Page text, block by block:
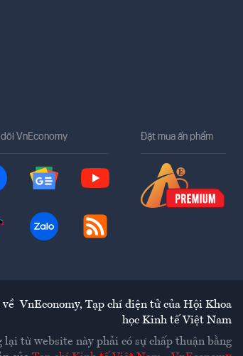
dõi VnEconomy Đặt mua ấn phẩm
về VnEconomy, Tạp chí điện tử của Hội Khoa
học Kinh tế Việt Nam
từ website này phải có sự chấp thuận bằng